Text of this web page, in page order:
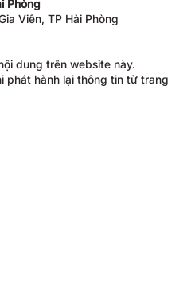
Viên, TP Hải Phòng
dung trên website này.
phát hành lại thông tin từ trang